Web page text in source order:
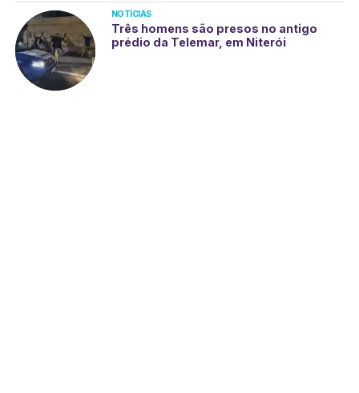
NOTÍCIAS
Três homens são presos no antigo
prédio da Telemar, em Niterói